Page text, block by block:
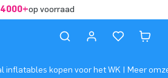
4000+op voorraad
inflatables kopen voor het WK | Meer